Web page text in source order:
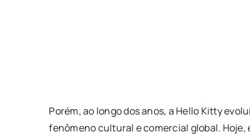
Porém, ao longo dos anos, a Hello Kitty
fenômeno cultural e comercial global. Hoje,